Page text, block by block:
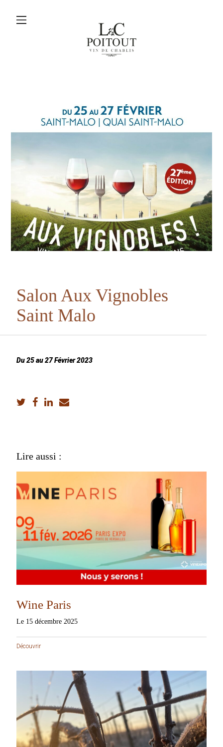
menu
Poitout
Salon Aux Vignobles
Saint Malo
Du 25 au 27 Février 2023
Lire aussi :
Wine Paris
Le 15 décembre 2025
Découvrir